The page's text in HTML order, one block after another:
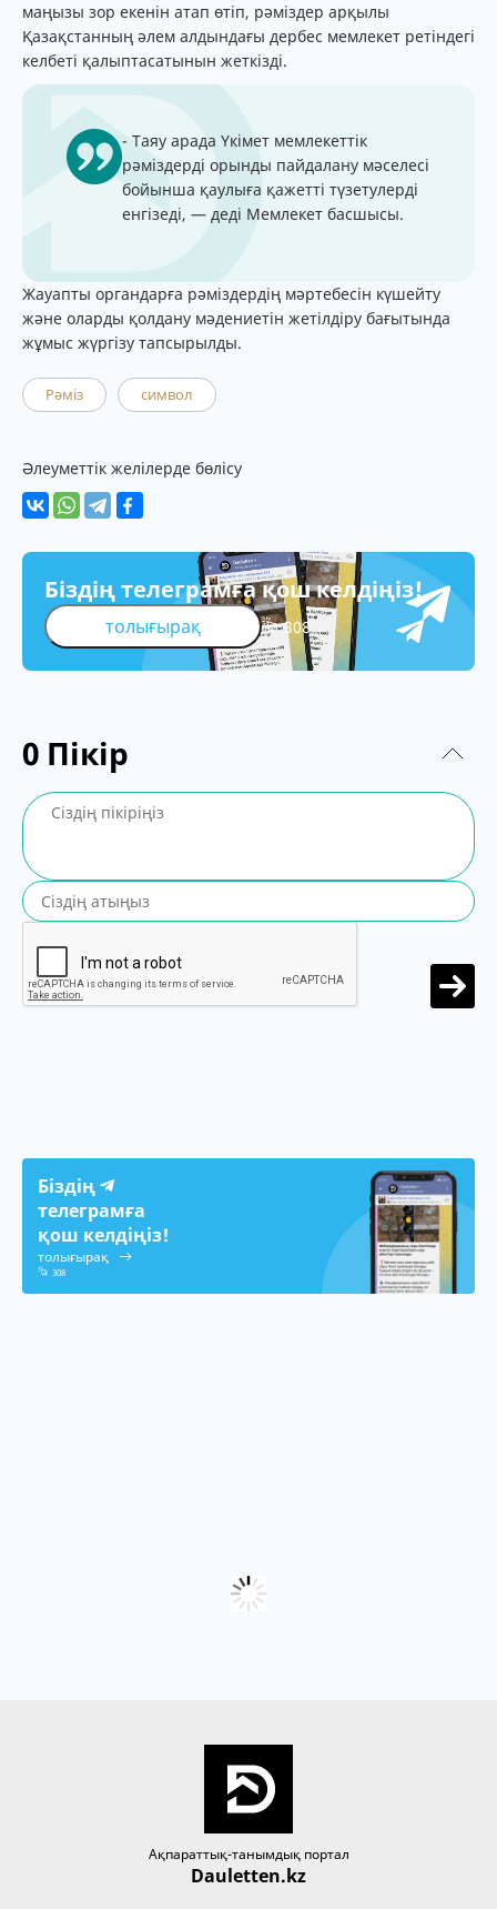
маңызы зор екенін атап өтіп, рәміздер арқылы
Қазақстанның әлем алдындағы дербес мемлекет ретіндегі
келбеті қалыптасатынын жеткізді.
- Таяу арада Үкімет мемлекеттік
рәміздерді орынды пайдалану мәселесі
бойынша қаулыға қажетті түзетулерді
енгізеді, — деді Мемлекет басшысы.
Жауапты органдарға рәміздердің мәртебесін күшейту
және оларды қолдану мәдениетін жетілдіру бағытында
жұмыс жүргізу тапсырылды.
Рәміз символ
Әлеуметтік желілерде бөлісу
Біздің телеграмға қош келдіңіз!
толығырақ 308
0 Пікір
Біздің
телеграмға
қош келдіңіз!
толығырақ
308
Ақпараттық-танымдық портал
Dauletten.kz